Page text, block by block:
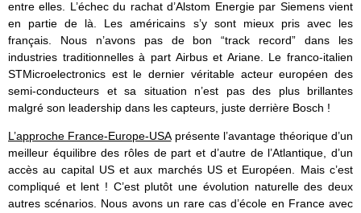
entre elles. L’échec du rachat d’Alstom Energie par Siemens vient
en partie de là. Les américains s’y sont mieux pris avec les
français. Nous n’avons pas de bon “track record” dans les
industries traditionnelles à part Airbus et Ariane. Le franco-italien
STMicroelectronics est le dernier véritable acteur européen des
semi-conducteurs et sa situation n’est pas des plus brillantes
malgré son leadership dans les capteurs, juste derrière Bosch !
L’approche France-Europe-USAprésente l’avantage théorique d’un
meilleur équilibre des rôles de part et d’autre de l’Atlantique, d’un
accès au capital US et aux marchés US et Européen. Mais c’est
compliqué et lent ! C’est plutôt une évolution naturelle des deux
autres scénarios. Nous avons un rare cas d’école en France avec